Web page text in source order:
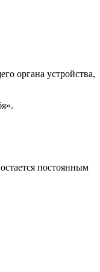
органа устройства,
постоянным